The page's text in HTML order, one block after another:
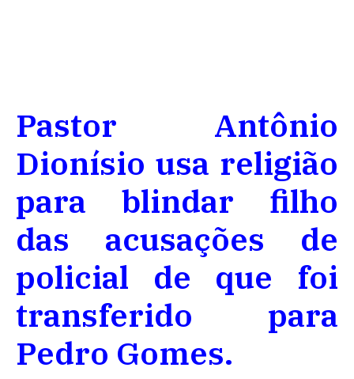
Pastor Antônio
Dionísio usa religião
para blindar filho
das acusações de
policial de que foi
transferido para
Pedro Gomes.